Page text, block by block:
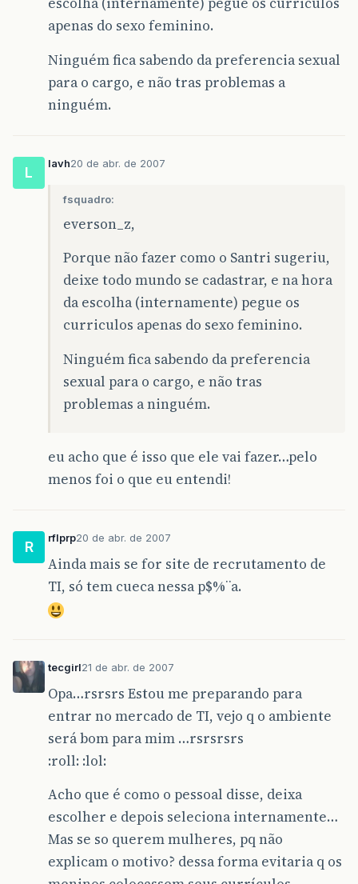
apenas do sexo feminino.
Ninguém fica sabendo da preferencia sexual
para o cargo, e não tras problemas a
ninguém.
L
lavh20 de abr. de 2007
fsquadro:
everson_z,
Porque não fazer como o Santri sugeriu,
deixe todo mundo se cadastrar, e na hora
da escolha (internamente) pegue os
curriculos apenas do sexo feminino.
Ninguém fica sabendo da preferencia
sexual para o cargo, e não tras
problemas a ninguém.
eu acho que é isso que ele vai fazer…pelo
menos foi o que eu entendi!
R
rflprp20 de abr. de 2007
Ainda mais se for site de recrutamento de
TI, só tem cueca nessa p$%¨a.
tecgirl21 de abr. de 2007
Opa…rsrsrs Estou me preparando para
entrar no mercado de TI, vejo q o ambiente
será bom para mim …rsrsrsrs
:roll: :lol:
Acho que é como o pessoal disse, deixa
escolher e depois seleciona internamente…
Mas se so querem mulheres, pq não
explicam o motivo? dessa forma evitaria q os